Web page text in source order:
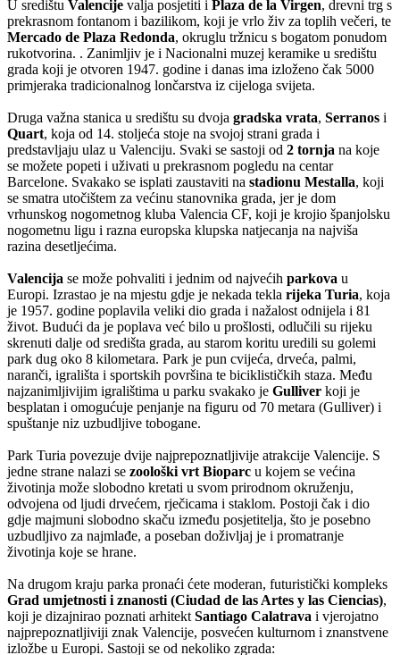
U središtu Valencije valja posjetiti i Plaza de la Virgen, drevni trg s
prekrasnom fontanom i bazilikom, koji je vrlo živ za toplih večeri, te
Mercado de Plaza Redonda, okruglu tržnicu s bogatom ponudom
rukotvorina. . Zanimljiv je i Nacionalni muzej keramike u središtu
grada koji je otvoren 1947. godine i danas ima izloženo čak 5000
primjeraka tradicionalnog lončarstva iz cijeloga svijeta.
Druga važna stanica u središtu su dvoja gradska vrata, Serranos i
Quart, koja od 14. stoljeća stoje na svojoj strani grada i
predstavljaju ulaz u Valenciju. Svaki se sastoji od 2 tornja na koje
se možete popeti i uživati u prekrasnom pogledu na centar
Barcelone. Svakako se isplati zaustaviti na stadionu Mestalla, koji
se smatra utočištem za većinu stanovnika grada, jer je dom
vrhunskog nogometnog kluba Valencia CF, koji je krojio španjolsku
nogometnu ligu i razna europska klupska natjecanja na najviša
razina desetljećima.
Valencija se može pohvaliti i jednim od najvećih parkova u
Europi. Izrastao je na mjestu gdje je nekada tekla rijeka Turia, koja
je 1957. godine poplavila veliki dio grada i nažalost odnijela i 81
život. Budući da je poplava već bilo u prošlosti, odlučili su rijeku
skrenuti dalje od središta grada, au starom koritu uredili su golemi
park dug oko 8 kilometara. Park je pun cvijeća, drveća, palmi,
naranči, igrališta i sportskih površina te biciklističkih staza. Među
najzanimljivijim igralištima u parku svakako je Gulliver koji je
besplatan i omogućuje penjanje na figuru od 70 metara (Gulliver) i
spuštanje niz uzbudljive tobogane.
Park Turia povezuje dvije najprepoznatljivije atrakcije Valencije. S
jedne strane nalazi se zoološki vrt Bioparc u kojem se većina
životinja može slobodno kretati u svom prirodnom okruženju,
odvojena od ljudi drvećem, rječicama i staklom. Postoji čak i dio
gdje majmuni slobodno skaču između posjetitelja, što je posebno
uzbudljivo za najmlađe, a poseban doživljaj je i promatranje
životinja koje se hrane.
Na drugom kraju parka pronaći ćete moderan, futuristički kompleks
Grad umjetnosti i znanosti (Ciudad de las Artes y las Ciencias),
koji je dizajnirao poznati arhitekt Santiago Calatrava i vjerojatno
najprepoznatljiviji znak Valencije, posvećen kulturnom i znanstvene
izložbe u Europi. Sastoji se od nekoliko zgrada: